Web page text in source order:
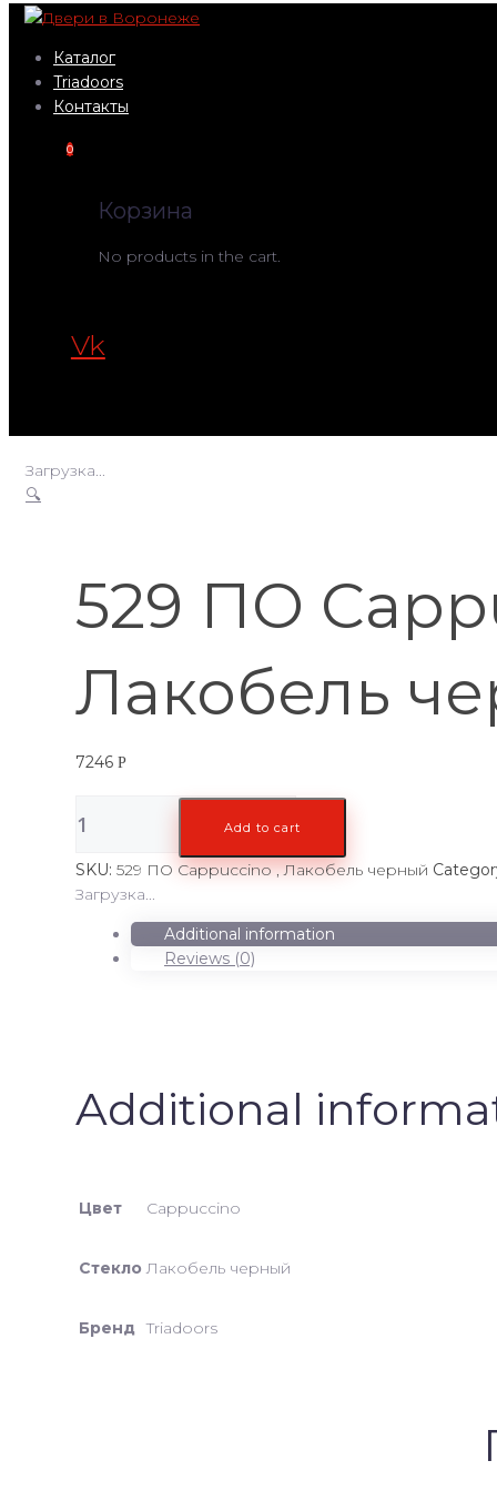
Перейти
контентуКаталог
Triadoors
Контакты
0
Корзина
No products in the cart.
Vk
Загрузка...
🔍
529 ПО
Лакобель
7246 Р
ПО
,
Лакобель
черный
quantity
Add to cart
SKU: 529 ПО Cappuccino , Лакобель черный
Загрузка...
Additional information
Reviews (0)
Additional
Цвет Cappuccino
Стекло Лакобель черный
Бренд Triadoors